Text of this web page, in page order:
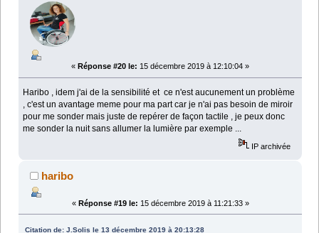
« Réponse #20 le: 15 décembre 2019 à 12:10:04 »
Haribo , idem j'ai de la sensibilité et ce n'est aucunement un problème
, c'est un avantage meme pour ma part car je n'ai pas besoin de miroir
pour me sonder mais juste de repérer de façon tactile , je peux donc
me sonder la nuit sans allumer la lumière par exemple ...
IP archivée
haribo
« Réponse #19 le: 15 décembre 2019 à 11:21:33 »
Citation de: J.Solis le 13 décembre 2019 à 20:13:28